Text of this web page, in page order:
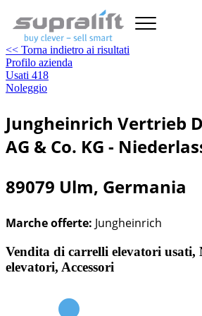
<< Torna indietro ai risultati
Profilo azienda
Usati 418
Noleggio
Jungheinrich Vertrieb
AG & Co. KG -
89079 Ulm, Germania
Marche offerte: Jungheinrich
Vendita di carrelli elevatori usati,
elevatori, Accessori